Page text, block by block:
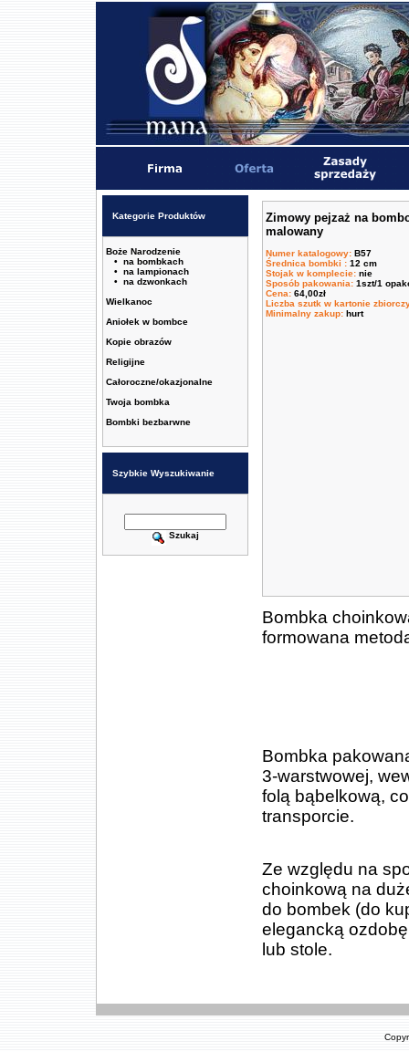
Kategorie Produktów
Boże Narodzenie
• na bombkach
• na lampionach
• na dzwonkach
Wielkanoc
Aniołek w bombce
Kopie obrazów
Religijne
Całoroczne/okazjonalne
Twoja bombka
Bombki bezbarwne
Szybkie Wyszukiwanie
Szukaj
Zimowy pejzaż na
malowany
Numer katalogowy: B57
Średnica bombki : 12 cm
Stojak w komplecie: nie
Sposób pakowania: 1szt/1
Cena: 64,00zł
Liczba szutk w kartonie
Minimalny zakup: hurt
Bombka
formowana
Bombka
3-warstwowej,
folą bąbelkową,
transporcie.
Ze względu na
choinkową na
do bombek (do
elegancką
lub stole.